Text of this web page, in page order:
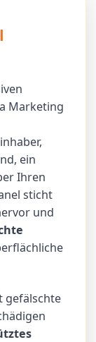
Marketing
ein
Ihren
sticht
und
gefälschte